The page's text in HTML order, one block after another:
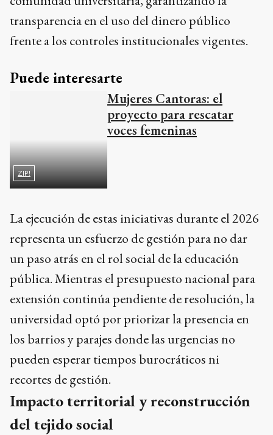
Puede interesarte
ZIP!
Mujeres Cantoras: el
proyecto para rescatar
La ejecución de estas iniciativas durante el 2026
representa un esfuerzo de gestión para no dar
un paso atrás en el rol social de la educación
pública. Mientras el presupuesto nacional para
extensión continúa pendiente de resolución, la
universidad optó por priorizar la presencia en
los barrios y parajes donde las urgencias no
pueden esperar tiempos burocráticos ni
recortes de gestión.
Impacto territorial y reconstrucción
del tejido social
La estructura social y educativa que se
movilizará a partir de esta decisión alcanzó
dimensiones sin precedentes para la región
bonaerense. En total, se pondrán en marcha 77